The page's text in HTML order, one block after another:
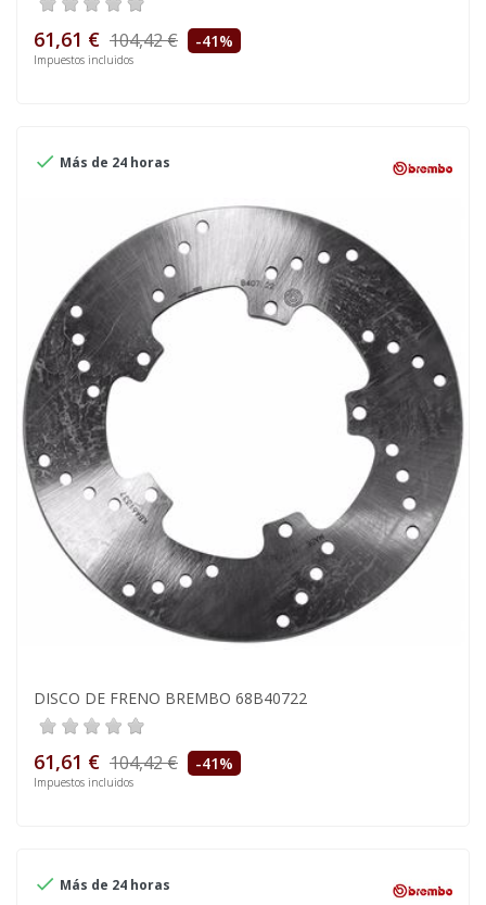
61,61 € 104,42 € -41%
Impuestos incluidos
 Más de 24 horas
DISCO DE FRENO BREMBO 68B40722
61,61 € 104,42 € -41%
Impuestos incluidos
 Más de 24 horas